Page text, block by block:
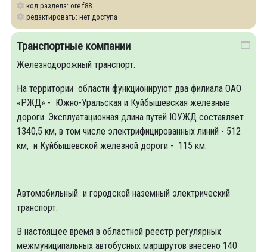
код раздела: ore.f88
редактировать: нет доступа
Транспортные компании
Железнодорожный транспорт.
На территории области функционируют два филиала ОАО
«РЖД» - Южно-Уральская и Куйбышевская железные
дороги. Эксплуатационная длина путей ЮУЖД составляет
1340,5 км, в том числе электрифицированных линий - 512
км, и Куйбышевской железной дороги - 115 км.
Автомобильный и городской наземный электрический
транспорт.
В настоящее время в областной реестр регулярных
межмуниципальных автобусных маршрутов внесено 140